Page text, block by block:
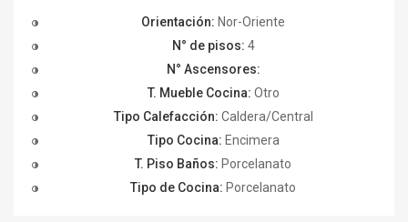
Orientación: Nor-Oriente
N° de pisos: 4
N° Ascensores:
T. Mueble Cocina: Otro
Tipo Calefacción: Caldera/Central
Tipo Cocina: Encimera
T. Piso Baños: Porcelanato
Tipo de Cocina: Porcelanato